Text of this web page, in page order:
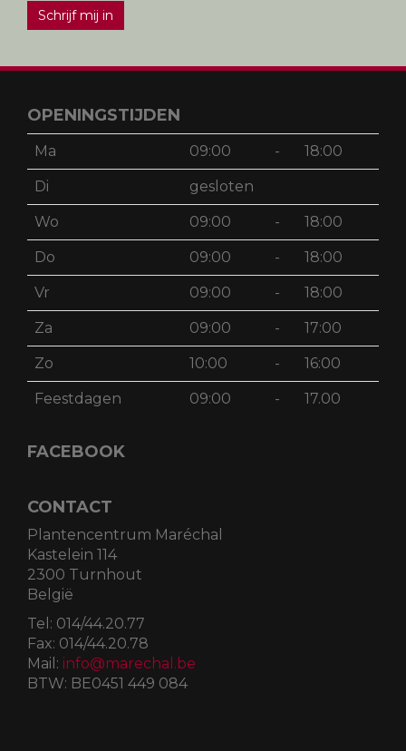
Schrijf mij in
OPENINGSTIJDEN
Ma 09:00 - 18:00
Di gesloten
Wo 09:00 - 18:00
Do 09:00 - 18:00
Vr 09:00 - 18:00
Za 09:00 - 17:00
Zo 10:00 - 16:00
Feestdagen 09:00 - 17.00
FACEBOOK
CONTACT
Plantencentrum Maréchal
Kastelein 114
2300 Turnhout
België
Tel: 014/44.20.77
Fax: 014/44.20.78
Mail: info@marechal.be
BTW: BE0451 449 084